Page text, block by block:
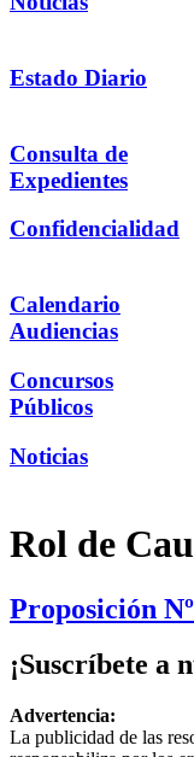
Estado Diario
Consulta de
Expedientes
Confidencialidad
Calendario
Audiencias
Concursos
Públicos
Noticias
Rol de
Proposición
¡Suscríbete a
Advertencia:
La publicidad de las